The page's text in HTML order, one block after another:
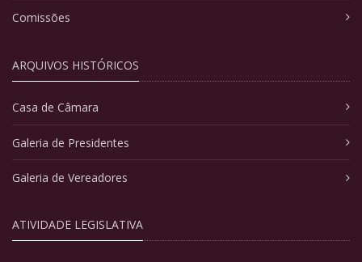
Comissões
ARQUIVOS HISTÓRICOS
Casa de Câmara
Galeria de Presidentes
Galeria de Vereadores
ATIVIDADE LEGISLATIVA